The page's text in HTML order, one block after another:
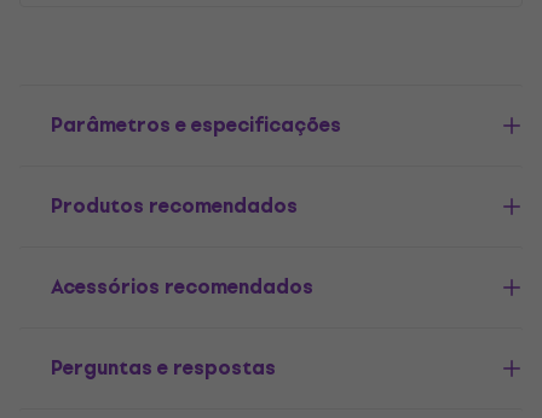
Parâmetros e especificações
Produtos recomendados
Acessórios recomendados
Perguntas e respostas